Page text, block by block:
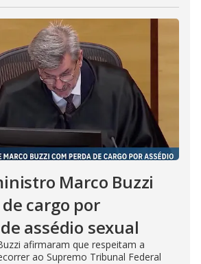
Marco Buzzi
cargo por
assédio sexual
afirmaram que respeitam a
ao Supremo Tribunal Federal